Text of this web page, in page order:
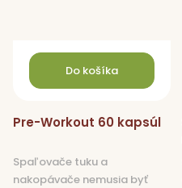
Do košíka
Pre-Workout 60 kapsúl
Spaľovače tuku a
nakopávače nemusia byť